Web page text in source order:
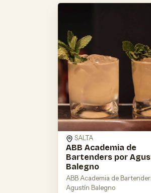
SALTA
ABB Academia de
Bartenders por
Balegno
ABB Academia de
Agustín Balegno